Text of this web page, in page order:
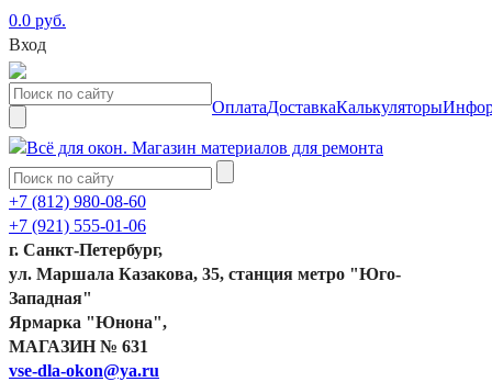
0.0 руб.
Вход
ОплатаДоставкаКалькуляторы
+7 (812) 980-08-60
+7 (921) 555-01-06
г. Санкт-Петербург,
ул. Маршала Казакова, 35, станция метро "Юго-
Западная"
Ярмарка "Юнона",
МАГАЗИН № 631
vse-dla-okon@ya.ru